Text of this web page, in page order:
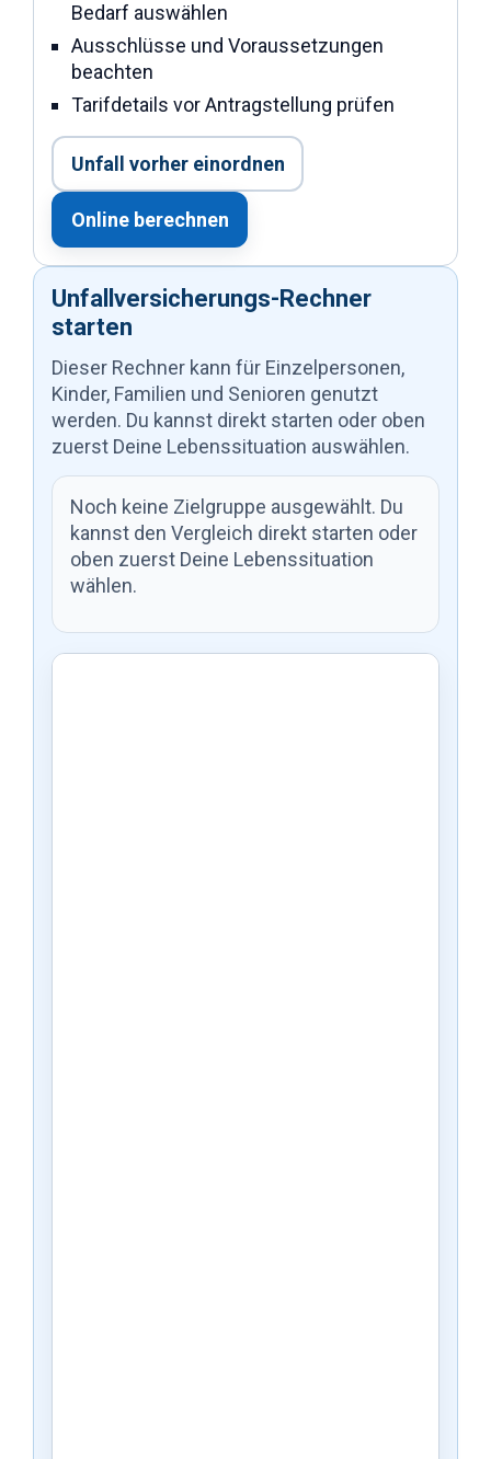
Bedarf auswählen
Ausschlüsse und Voraussetzungen
beachten
Tarifdetails vor Antragstellung prüfen
Unfall vorher einordnen
Online berechnen
Unfallversicherungs-Rechner
starten
Dieser Rechner kann für Einzelpersonen,
Kinder, Familien und Senioren genutzt
werden. Du kannst direkt starten oder oben
zuerst Deine Lebenssituation auswählen.
Noch keine Zielgruppe ausgewählt. Du
kannst den Vergleich direkt starten oder
oben zuerst Deine Lebenssituation
wählen.